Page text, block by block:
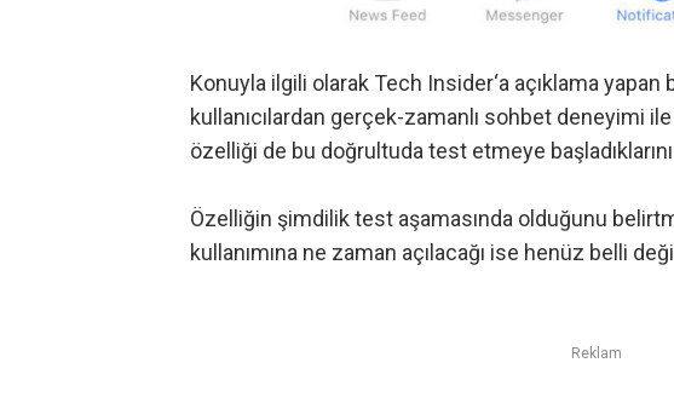
Konuyla ilgili olarak Tech Insider‘a açıklama
kullanıcılardan gerçek-zamanlı sohbet deneyimi
özelliği de bu doğrultuda test etmeye
Özelliğin şimdilik test aşamasında olduğunu
kullanımına ne zaman açılacağı ise henüz belli
Reklam